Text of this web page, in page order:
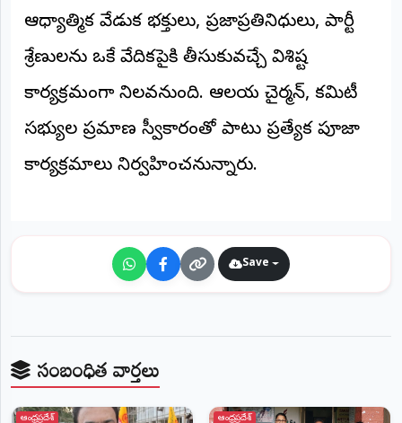
పక్షం
ఆధ్యాత్మిక వేడుక భక్తులు, ప్రజాప్రతినిధులు, పార్టీ
శ్రేణులను ఒకే వేదికపైకి తీసుకువచ్చే విశిష్ట
కార్యక్రమంగా నిలవనుంది. ఆలయ చైర్మన్, కమిటీ
సభ్యుల ప్రమాణ స్వీకారంతో పాటు ప్రత్యేక పూజా
కార్యక్రమాలు నిర్వహించనున్నారు.
Save
సంబంధిత వార్తలు
ఆంధ్రప్రదేశ్ ఆంధ్రప్రదేశ్